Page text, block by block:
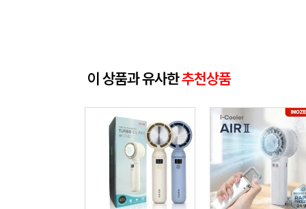
이 상품과 유사한추천상품